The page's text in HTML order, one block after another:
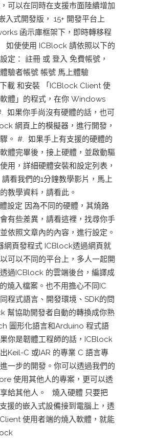
可以在同時在支援市面陸續增加
入式開發版， 15+ 開發平台上
函示庫框架下，即時轉移程
使使用 ICBlock 請依照以下的
定： 註冊 或 登入 免費帳號，
驗者帳號 帳號 馬上體驗
載 和安裝 「ICBlock Client 使
體」的程式，在你 Windows
如果你手尚沒有硬體的話，也可
網頁上的模擬器，進行開發，
。 #. 如果手上有支援的硬體的
體完畢後，接上硬體，並啟動驅
用，詳細硬體安裝和設定列表，
看我們的1分鐘教學影片，馬上
教學資料，請看此。
設定 因為不同的硬體，其燒路
有些差異，請看這裡，找尋你手
依照文章內的內容，進行設定。
網頁發程式 ICBlock透過網頁就
可以不同的平台上，多人一起開
過ICBlock 的雲端後台，編譯成
燒入檔案。也不用擔心不同IC
程式語言、開發環境、SDK的問
幫協助開發者自動的轉換成你熟
圖形化語言和Arduino 程式語
你是韌體工程師的話，ICBlock
Keil-C 或IAR 的專業 C 語言專
一步的開發。你可以透過我們的
使用其他人的專案，更可以透
給其他人。 燒入硬體 只要把
援的嵌入式設備接到電腦上，透
使用者端的燒入軟體，就能